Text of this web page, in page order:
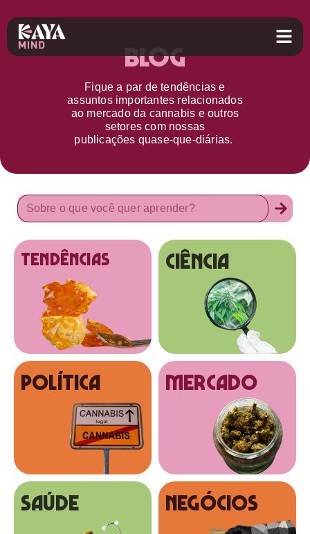
Blog
Fique a par detendências e
assuntos importantes relacionados
ao mercado da cannabis e outros
setorescom nossas
publicações quase-que-diárias.
tendências Ciência
Política MERCADO
SAÚDE NEGÓCIOS